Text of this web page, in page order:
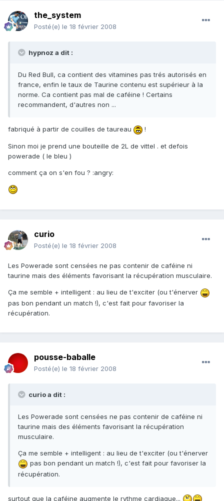
the_system
Posté(e) le 18 février 2008
hypnoz a dit :
Du Red Bull, ca contient des vitamines pas trés autorisés en
france, enfin le taux de Taurine contenu est supérieur à la
norme. Ca contient pas mal de caféine ! Certains
recommandent, d'autres non ...
fabriqué à partir de couilles de taureau !
Sinon moi je prend une bouteille de 2L de vittel . et defois
powerade ( le bleu )
comment ça on s'en fou ? :angry:
curio
Posté(e) le 18 février 2008
Les Powerade sont censées ne pas contenir de caféine ni
taurine mais des éléments favorisant la récupération musculaire.
Ça me semble + intelligent : au lieu de t'exciter (ou t'énerver
pas bon pendant un match !), c'est fait pour favoriser la
récupération.
pousse-baballe
Posté(e) le 18 février 2008
curio a dit :
Les Powerade sont censées ne pas contenir de caféine ni
taurine mais des éléments favorisant la récupération
musculaire.
Ça me semble + intelligent : au lieu de t'exciter (ou t'énerver
pas bon pendant un match !), c'est fait pour favoriser la
récupération.
surtout que la caféine augmente le rythme cardiaque...